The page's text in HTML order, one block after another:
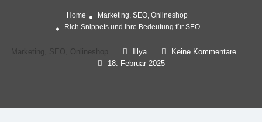
Home
Marketing, SEO, Onlineshop
Rich Snippets und ihre Bedeutung für SEO
Marketing, SEO, Onlineshop Illya
Keine Kommentare
18. Februar 2025